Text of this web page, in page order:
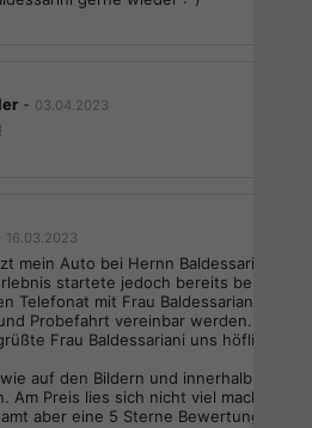
- 03.04.2023
16.03.2023
mein Auto bei Hernn Baldessariani
startete jedoch bereits bei einem
Telefonat mit Frau Baldessariani.
Probefahrt vereinbar werden.
Frau Baldessariani uns höflich
auf den Bildern und innerhalb 1,5
Am Preis lies sich nicht viel machen,
aber eine 5 Sterne Bewertung.